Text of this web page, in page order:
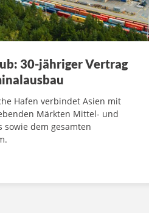
30-jähriger Vertrag
Hafen verbindet Asien mit
Märkten Mittel- und
sowie dem gesamten